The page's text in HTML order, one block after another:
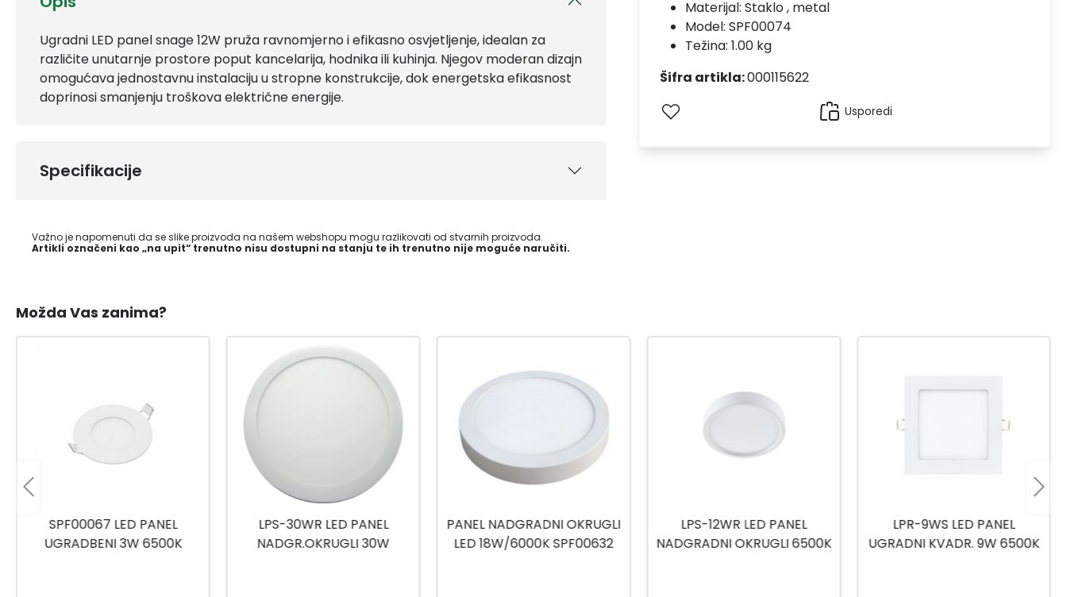
Ugradni LED panel snage 12W pruža ravnomjerno i efikasno osvjetljenje, idealan za
različite unutarnje prostore poput kancelarija, hodnika ili kuhinja. Njegov moderan dizajn
omogućava jednostavnu instalaciju u stropne konstrukcije, dok energetska efikasnost
doprinosi smanjenju troškova električne energije.
Specifikacije
Važno je napomenuti da se slike proizvoda na našem webshopu mogu razlikovati od stvarnih proizvoda.
Artikli označeni kao „na upit“ trenutno nisu dostupni na stanju te ih trenutno nije moguće naručiti.
Materijal: Staklo , metal
Model: SPF00074
Težina: 1.00 kg
Šifra artikla:000115622
Usporedi
Možda Vas zanima?
LPS-30WR LED PANEL
NADGR.OKRUGLI 30W
PANEL NADGRADNI OKRUGLI
LED 18W/6000K SPF00632
LPS-12WR LED PANEL
NADGRADNI OKRUGLI 6500K
LPR-9WS LED PANEL
UGRADNI KVADR. 9W 6500K
LPR9-24WS LED PANEL
UGRADBENI 6500K